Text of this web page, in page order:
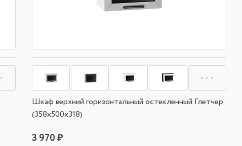
Шкаф верхний горизонтальный остекленный Глетчер
(358х500х318)
3 970 ₽